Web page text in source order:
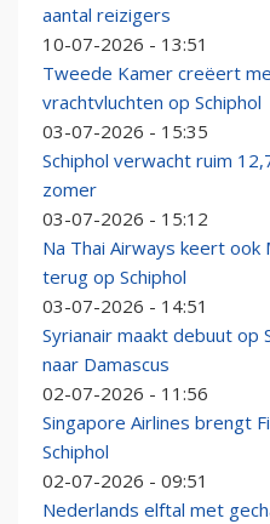
aantal reizigers
10-07-2026 - 13:51
Tweede Kamer creëert
vrachtvluchten op Schiphol
03-07-2026 - 15:35
Schiphol verwacht ruim
zomer
03-07-2026 - 15:12
Na Thai Airways keert ook
terug op Schiphol
03-07-2026 - 14:51
Syrianair maakt debuut op
naar Damascus
02-07-2026 - 11:56
Singapore Airlines brengt
Schiphol
02-07-2026 - 09:51
Nederlands elftal met